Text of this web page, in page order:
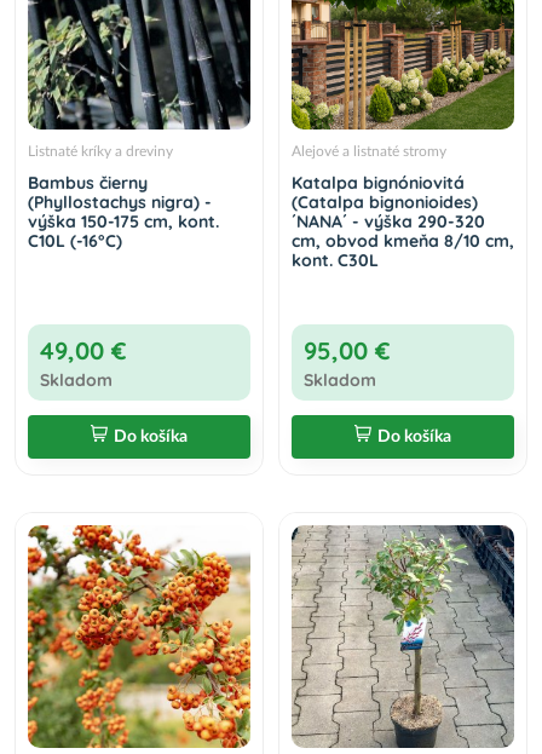
Listnaté kríky a dreviny
Bambus čierny
(Phyllostachys nigra) -
výška 150-175 cm, kont.
C10L (-16°C)
49,00 €
Skladom
Do košíka
Alejové a listnaté stromy
Katalpa bignóniovitá
(Catalpa bignonioides)
´NANA´ - výška 290-320
cm, obvod kmeňa 8/10 cm,
kont. C30L
95,00 €
Skladom
Do košíka